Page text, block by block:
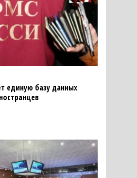
единую базу данных